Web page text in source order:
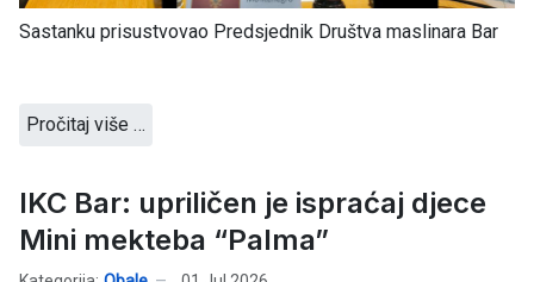
Sastanku prisustvovao Predsjednik Društva maslinara Bar
Pročitaj više …
IKC Bar: upriličen je ispraćaj djece
Mini mekteba “Palma”